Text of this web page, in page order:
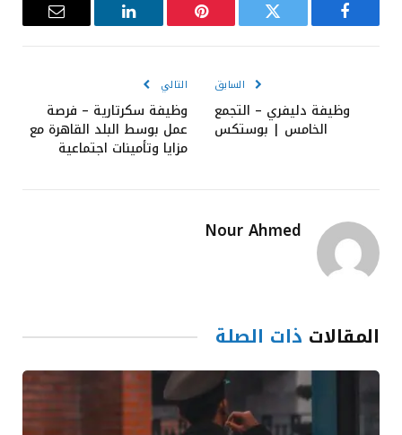
فيسبوك تويتر بينتيريست لينكدإن
البريد
السابق
وظيفة دليفري – التجمع
الخامس | بوستكس
التالي
وظيفة سكرتارية – فرصة
عمل بوسط البلد القاهرة مع
مزايا وتأمينات اجتماعية
Nour Ahmed
المقالات ذات الصلة